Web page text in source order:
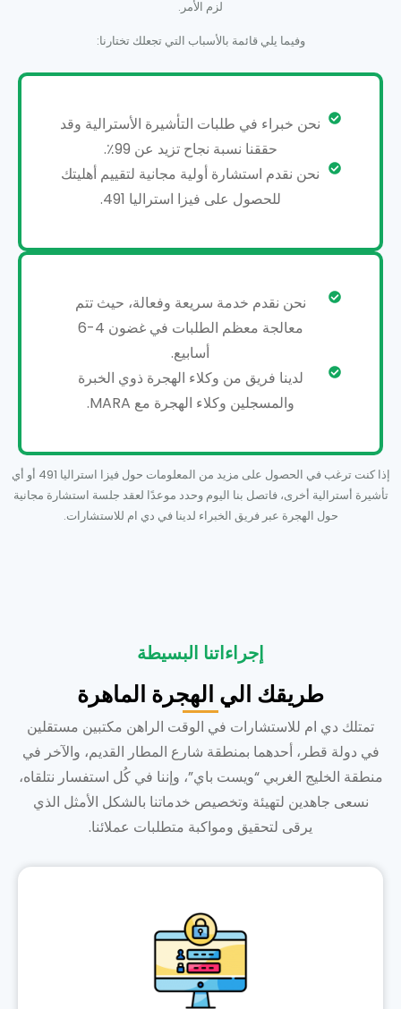
لزم الأمر.
وفيما يلي قائمة بالأسباب التي تجعلك تختارنا:
نحن خبراء في طلبات التأشيرة الأسترالية وقد
حققنا نسبة نجاح تزيد عن 99٪.
نحن نقدم استشارة أولية مجانية لتقييم أهليتك
للحصول على فيزا استراليا 491.
نحن نقدم خدمة سريعة وفعالة، حيث تتم
معالجة معظم الطلبات في غضون 4-6
أسابيع.
لدينا فريق من وكلاء الهجرة ذوي الخبرة
والمسجلين وكلاء الهجرة مع MARA.
إذا كنت ترغب في الحصول على مزيد من المعلومات حول فيزا استراليا 491 أو أي
تأشيرة أسترالية أخرى، فاتصل بنا اليوم وحدد موعدًا لعقد جلسة استشارة مجانية
حول الهجرة عبر فريق الخبراء لدينا في دي ام للاستشارات.
إجراءاتنا البسيطة
طريقك الي الهجرة الماهرة
تمتلك دي ام للاستشارات في الوقت الراهن مكتبين مستقلين
في دولة قطر، أحدهما بمنطقة شارع المطار القديم، والآخر في
منطقة الخليج الغربي “ويست باي”، وإننا في كُل استفسار نتلقاه،
نسعى جاهدين لتهيئة وتخصيص خدماتنا بالشكل الأمثل الذي
يرقى لتحقيق ومواكبة متطلبات عملائنا.